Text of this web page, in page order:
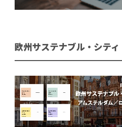
欧州サステナブル・シティ